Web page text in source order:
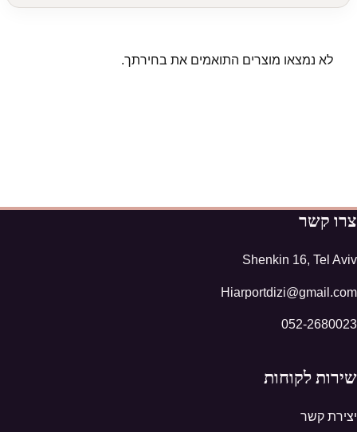
לא נמצאו מוצרים התואמים את בחירתך.
צרו קשר
Shenkin 16, Tel Aviv
Hiarportdizi@gmail.com
052-2680023
שירות לקוחות
יצירת קשר